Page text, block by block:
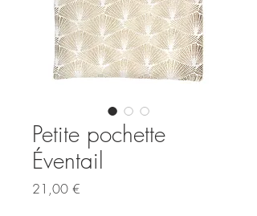
Petite pochette
Éventail
21,00 €